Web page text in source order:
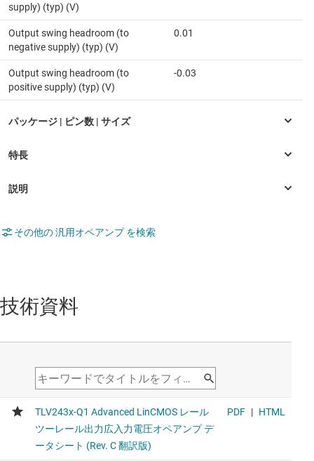
supply) (typ) (V)
Output swing headroom (to
negative supply) (typ) (V)
0.01
Output swing headroom (to
positive supply) (typ) (V)
-0.03
その他の 汎用オペアンプ を検索
技術資料